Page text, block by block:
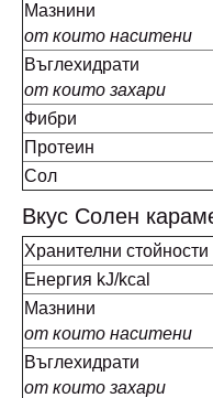
Мазнини
от които наситени
Въглехидрати
от които захари
Фибри
Протеин
Сол
Вкус Солен
Хранителни стойности
Енергия kJ/kcal
Мазнини
от които наситени
Въглехидрати
от които захари